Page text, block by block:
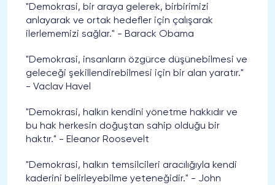
"Demokrasi, bir araya gelerek, birbirimizi
anlayarak ve ortak hedefler için çalışarak
ilerlememizi sağlar." - Barack Obama
"Demokrasi, insanların özgürce düşünebilmesi ve
geleceği şekillendirebilmesi için bir alan yaratır."
- Vaclav Havel
"Demokrasi, halkın kendini yönetme hakkıdır ve
bu hak herkesin doğuştan sahip olduğu bir
haktır." - Eleanor Roosevelt
"Demokrasi, halkın temsilcileri aracılığıyla kendi
kaderini belirleyebilme yeteneğidir." - John